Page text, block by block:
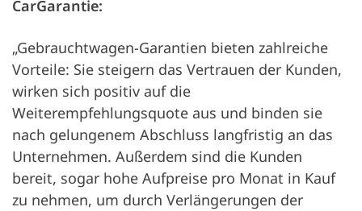
CarGarantie:
„Gebrauchtwagen-Garantien bieten zahlreiche
Vorteile: Sie steigern das Vertrauen der Kunden,
wirken sich positiv auf die
Weiterempfehlungsquote aus und binden sie
nach gelungenem Abschluss langfristig an das
Unternehmen. Außerdem sind die Kunden
bereit, sogar hohe Aufpreise pro Monat in Kauf
zu nehmen, um durch Verlängerungen der